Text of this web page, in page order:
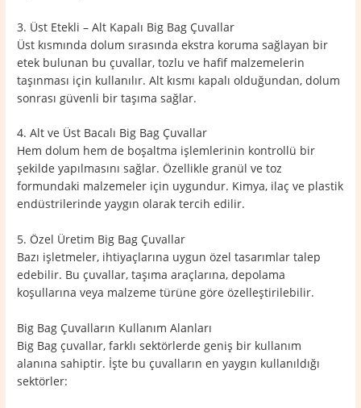
3. Üst Etekli – Alt Kapalı Big Bag Çuvallar
Üst kısmında dolum sırasında ekstra koruma sağlayan bir
etek bulunan bu çuvallar, tozlu ve hafif malzemelerin
taşınması için kullanılır. Alt kısmı kapalı olduğundan, dolum
sonrası güvenli bir taşıma sağlar.
4. Alt ve Üst Bacalı Big Bag Çuvallar
Hem dolum hem de boşaltma işlemlerinin kontrollü bir
şekilde yapılmasını sağlar. Özellikle granül ve toz
formundaki malzemeler için uygundur. Kimya, ilaç ve plastik
endüstrilerinde yaygın olarak tercih edilir.
5. Özel Üretim Big Bag Çuvallar
Bazı işletmeler, ihtiyaçlarına uygun özel tasarımlar talep
edebilir. Bu çuvallar, taşıma araçlarına, depolama
koşullarına veya malzeme türüne göre özelleştirilebilir.
Big Bag Çuvalların Kullanım Alanları
Big Bag çuvallar, farklı sektörlerde geniş bir kullanım
alanına sahiptir. İşte bu çuvalların en yaygın kullanıldığı
sektörler: